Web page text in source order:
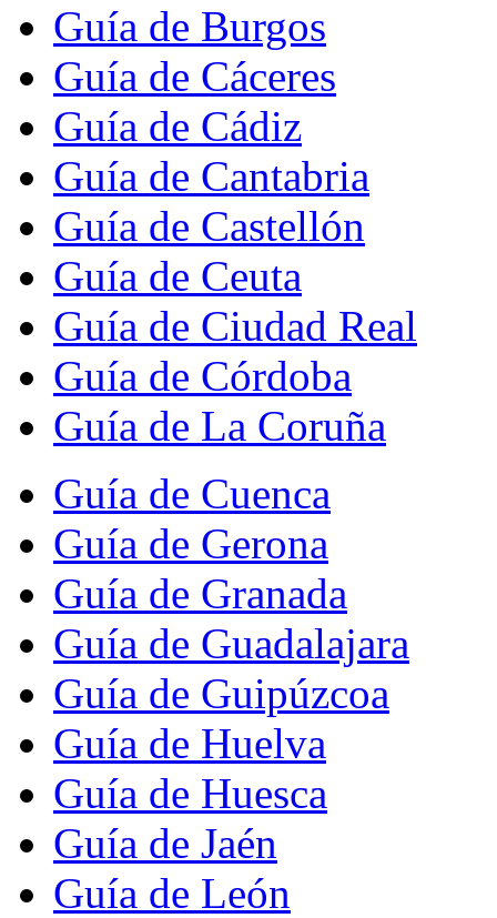
Guía de Burgos
Guía de Cáceres
Guía de Cádiz
Guía de Cantabria
Guía de Castellón
Guía de Ceuta
Guía de Ciudad Real
Guía de Córdoba
Guía de La Coruña
Guía de Cuenca
Guía de Gerona
Guía de Granada
Guía de Guadalajara
Guía de Guipúzcoa
Guía de Huelva
Guía de Huesca
Guía de Jaén
Guía de León